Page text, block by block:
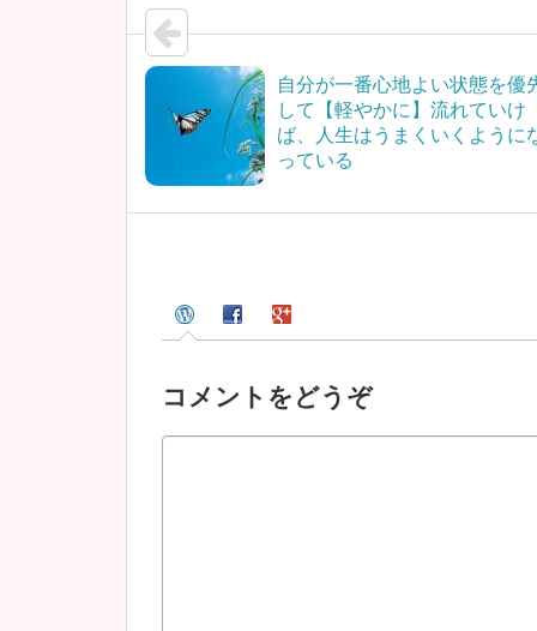
自分が一番心地よい状態を優
して【軽やかに】流れていけ
ば、人生はうまくいくように
っている
コメントをどうぞ